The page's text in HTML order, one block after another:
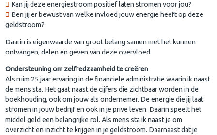
Kan jij deze energiestroom positief laten stromen voor jou?
Ben jij er bewust van welke invloed jouw energie heeft op deze
geldstroom?
Daarin is eigenwaarde van groot belang samen met het kunnen
ontvangen, delen en geven van deze overvloed.
Ondersteuning om zelfredzaamheid te creëren
Als ruim 25 jaar ervaring in de financiele administratie waarin ik naast
de mens sta. Het gaat naast de cijfers die zichtbaar worden in de
boekhouding, ook om jouw als ondernemer. De energie die jij laat
stromen in jouw bedrijf en ook in je prive leven. Daarin speelt het
middel geld een belangrijke rol. Als mens sta ik naast je om
overzicht en inzicht te krijgen in je geldstroom. Daarnaast dat je